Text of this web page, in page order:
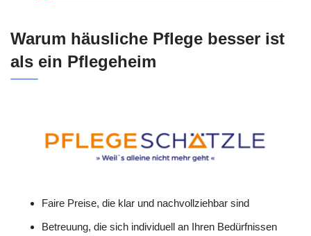
Warum häusliche Pflege besser ist
als ein Pflegeheim
Faire Preise, die klar und nachvollziehbar sind
Betreuung, die sich individuell an Ihren Bedürfnissen